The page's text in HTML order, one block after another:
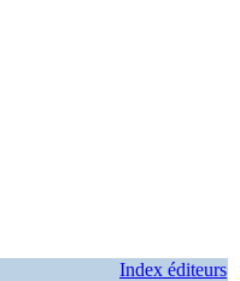
Index éditeurs